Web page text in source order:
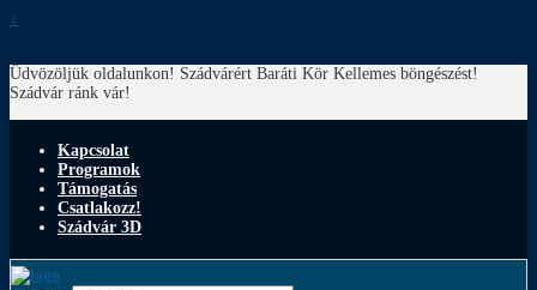
↓
Üdvözöljük oldalunkon! Szádvárért Baráti Kör Kellemes böngészést!
Szádvár ránk vár!
Kapcsolat
Programok
Támogatás
Csatlakozz!
Szádvár 3D